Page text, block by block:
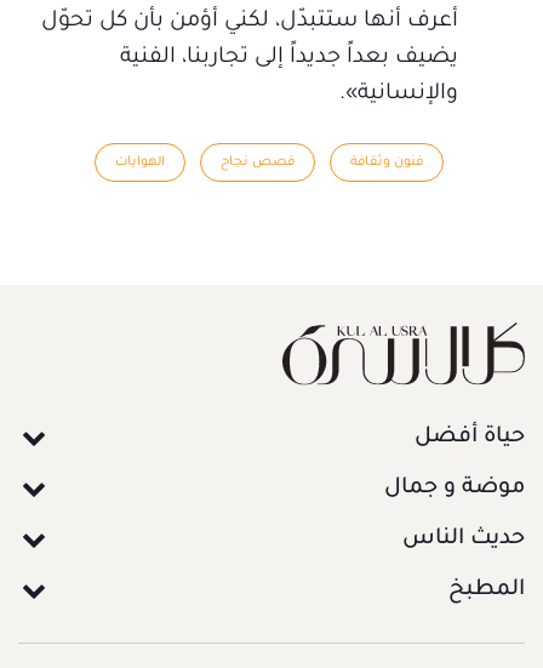
أعرف أنها ستتبدّل، لكني أؤمن بأن كل تحوّل
يضيف بعداً جديداً إلى تجاربنا، الفنية
والإنسانية».
فنون وثقافة قصص نجاح الهوايات
حياة أفضل
موضة و جمال
حديث الناس
المطبخ